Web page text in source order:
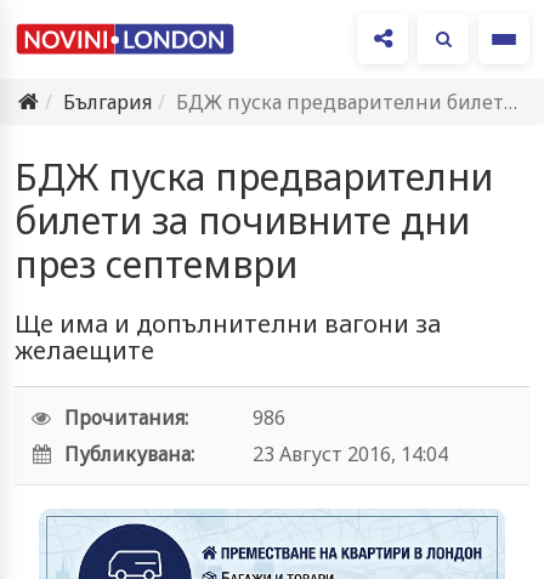
България
БДЖ пуска предварителни билети за почивните дни през септември
БДЖ пуска предварителни
билети за почивните дни
през септември
Ще има и допълнителни вагони за
желаещите
Прочитания:
986
Публикувана:
23 Август 2016, 14:04